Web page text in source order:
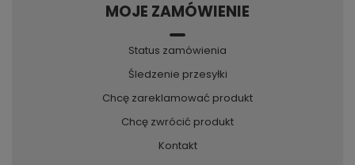
MOJE ZAMÓWIENIE
Status zamówienia
Śledzenie przesyłki
Chcę zareklamować produkt
Chcę zwrócić produkt
Kontakt